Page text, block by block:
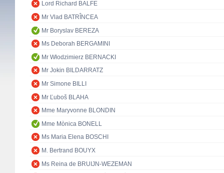
Lord Richard BALFE
Mr Vlad BATRÎNCEA
Mr Boryslav BEREZA
Ms Deborah BERGAMINI
Mr Włodzimierz BERNACKI
Mr Jokin BILDARRATZ
Mr Simone BILLI
Mr Ľuboš BLAHA
Mme Maryvonne BLONDIN
Mme Mònica BONELL
Ms Maria Elena BOSCHI
M. Bertrand BOUYX
Ms Reina de BRUIJN-WEZEMAN